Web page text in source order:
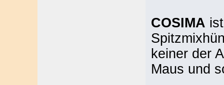
COSIMA
keiner der
Maus und